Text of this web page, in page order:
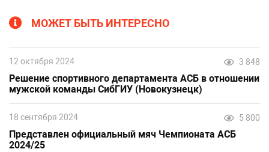
МОЖЕТ БЫТЬ ИНТЕРЕСНО
12 октября 2024 3 848
Решение спортивного департамента АСБ в отношении
мужской команды СибГИУ (Новокузнецк)
18 сентября 2024 5 800
Представлен официальный мяч Чемпионата АСБ
2024/25